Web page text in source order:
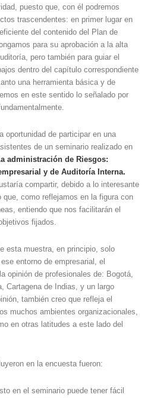
puesto que, con él podremos
trascendentes: en primer lugar en
del contenido del Plan de
para su aprobación a la alta
pero también para guiar el
dentro del capítulo correspondiente
una herramienta básica y de
en este sentido lo señalado por
oportunidad de participar en una
de un seminario realizado en
administración de Riesgos:
y de Auditoría Interna.
compartir, debido a lo interesante
como reflejamos en la figura con
entiendo que nos facilitarán el
fijados.
esta muestra, en principio, solo
entorno de empresarial, el
opinión de profesionales de: Bogotá,
Cartagena de Indias, y un largo
también creo que refleja el
muchos ambientes organizacionales,
en otras latitudes a este lado del
en la encuesta fueron:
en el seminario puede tener fácil